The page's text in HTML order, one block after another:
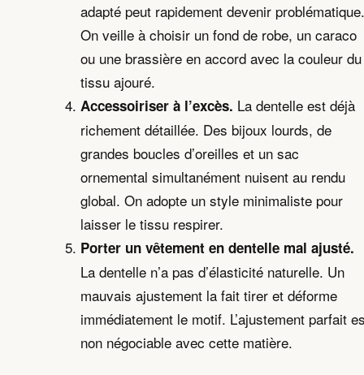
adapté peut rapidement devenir problématique.
On veille à choisir un fond de robe, un caraco
ou une brassière en accord avec la couleur du
tissu ajouré.
Accessoiriser à l’excès. La dentelle est déjà
richement détaillée. Des bijoux lourds, de
grandes boucles d’oreilles et un sac
ornemental simultanément nuisent au rendu
global. On adopte un style minimaliste pour
laisser le tissu respirer.
Porter un vêtement en dentelle mal ajusté.
La dentelle n’a pas d’élasticité naturelle. Un
mauvais ajustement la fait tirer et déforme
immédiatement le motif. L’ajustement parfait
non négociable avec cette matière.